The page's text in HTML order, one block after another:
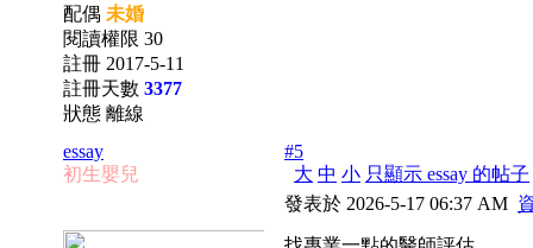
配偶 未婚
閱讀權限 30
註冊 2017-5-11
註冊天數 3377
狀態 離線
essay
初生嬰兒
#5
大 中 小 只顯示 essay 的帖子
發表於 2026-5-17 06:37 AM